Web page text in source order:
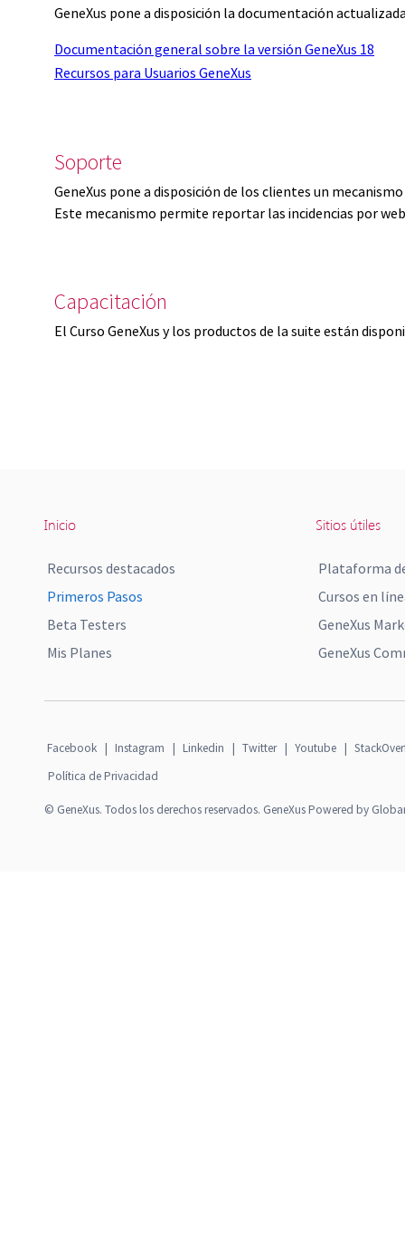
GeneXus pone a disposición la documentación
Documentación general sobre la versión GeneXus 18
Recursos para Usuarios GeneXus
Soporte
GeneXus pone a disposición de los clientes un
Este mecanismo permite reportar las incidencias por
Capacitación
El Curso GeneXus y los productos de la suite están
Inicio
Recursos destacados
Primeros Pasos
Beta Testers
Mis Planes
Sitios útiles
Plataforma
Cursos en
GeneXus
GeneXus
Facebook | Instagram | Linkedin | Twitter | Youtube |
Política de Privacidad
© GeneXus. Todos los derechos reservados. GeneXus Powered by